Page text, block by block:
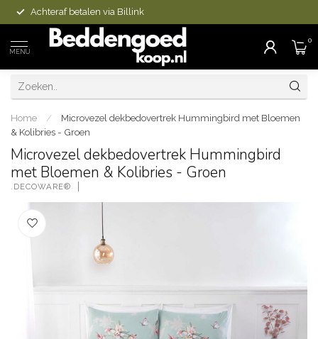
Achteraf betalen via Billink
MENU
0
Home /
Microvezel dekbedovertrek Hummingbird met Bloemen
& Kolibries - Groen
Microvezel dekbedovertrek Hummingbird
met Bloemen & Kolibries - Groen
.DECOWARE®